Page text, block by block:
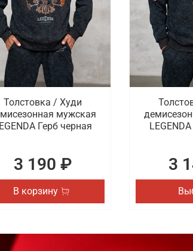
Толстовка / Худи
мужская
Герб черная
3 190 ₽
В корзину
3